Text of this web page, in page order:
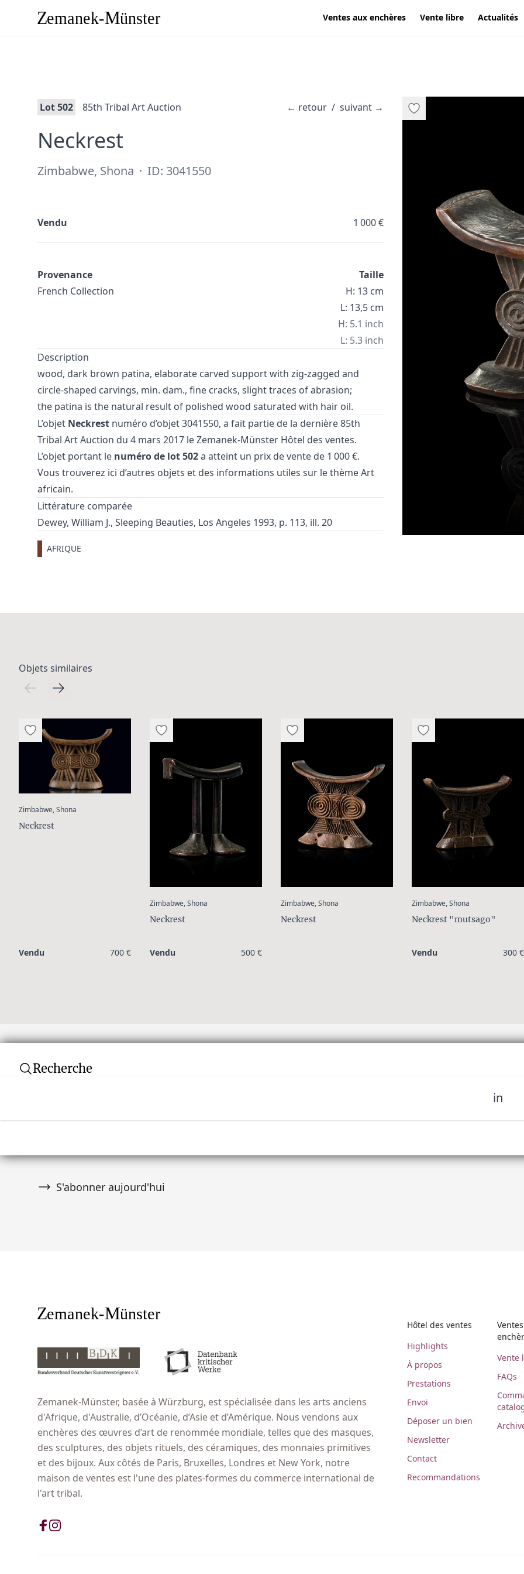
Ventes aux enchères Vente libre Actualités
← retour / suivant →
Lot 502 85th Tribal Art Auction
Neckrest·
Zimbabwe, Shona · ID: 3041550
Vendu 1 000 €
Provenance
French Collection
Taille
H: 13 cm
L: 13,5 cm
H: 5.1 inch
L: 5.3 inch
Description
wood, dark brown patina, elaborate carved support with zig-zagged and
circle-shaped carvings, min. dam., fine cracks, slight traces of abrasion;
the patina is the natural result of polished wood saturated with hair oil.
L’objet Neckrest numéro d’objet 3041550, a fait partie de la dernière85th
Tribal Art Auction du 4 mars 2017 le Zemanek-Münster Hôtel des ventes.
L’objet portant le numéro de lot 502a atteint un prix de vente de 1 000 €.
Vous trouverez ici d’autres objets et des informations utiles sur le thèmeArt
africain.
Littérature comparée
Dewey, William J., Sleeping Beauties, Los Angeles 1993, p. 113, ill. 20
AFRIQUE
Objets similaires
Zimbabwe, Shona
Neckrest
Vendu 700 €
Zimbabwe, Shona
Neckrest
Vendu 500 €
Zimbabwe, Shona
Neckrest
Zimbabwe, Shona
Neckrest "mutsago"
Vendu 300 €
Recherche
in
S'abonner aujourd'hui
Zemanek-Münster, basée à Würzburg, est spécialisée dans les arts anciens
d'Afrique, d'Australie, d’Océanie, d’Asie et d’Amérique. Nous vendons aux
enchères des œuvres d’art de renommée mondiale, telles que des masques,
des sculptures, des objets rituels, des céramiques, des monnaies primitives
et des bijoux. Aux côtés de Paris, Bruxelles, Londres et New York, notre
maison de ventes est l'une des plates-formes du commerce international de
l'art tribal.
Hôtel des ventes
Highlights
À propos
Prestations
Envoi
Déposer un bien
Newsletter
Contact
Recommandations
Vente
FAQs